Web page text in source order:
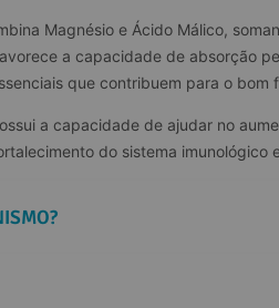
Magnésio e Ácido Málico,
a capacidade de absorção
que contribuem para o bom
a capacidade de ajudar no
do sistema imunológico